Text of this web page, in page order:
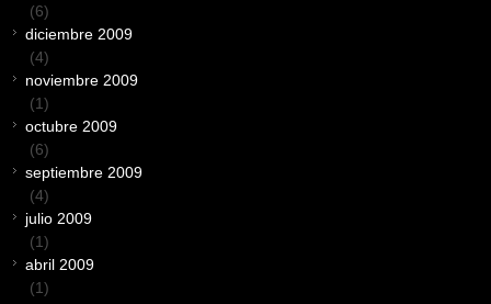
(6)
diciembre 2009
(4)
noviembre 2009
(1)
octubre 2009
(6)
septiembre 2009
(4)
julio 2009
(1)
abril 2009
(1)